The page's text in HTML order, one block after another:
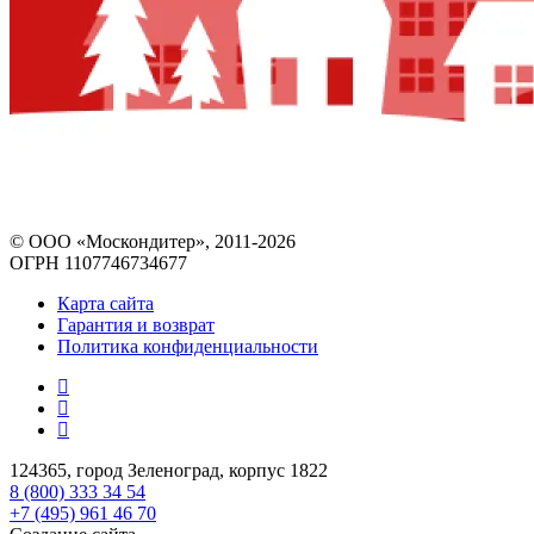
© ООО «Москондитер», 2011-2026
ОГРН 1107746734677
Карта сайта
Гарантия и возврат
Политика конфиденциальности
124365, город Зеленоград, корпус 1822
8 (800) 333 34 54
+7 (495) 961 46 70